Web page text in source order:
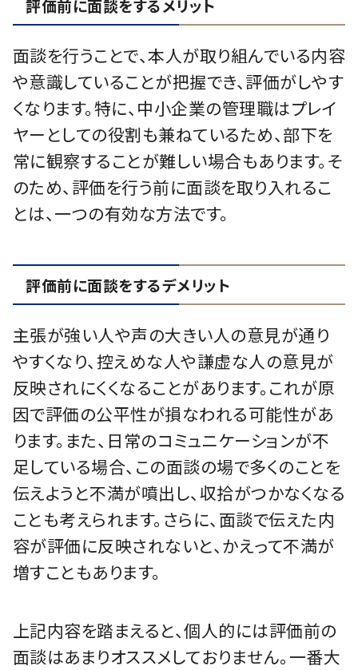
評価前に面談をするメリット
面談を行うことで、本人が取り組んでいる内容
や意識していることが把握でき、評価がしやす
くなります。特に、中小企業の管理職はプレイ
ヤーとしての役割も兼ねているため、部下を
常に観察することが難しい場合もあります。そ
のため、評価を行う前に面談を取り入れるこ
とは、一つの有効な方法です。
評価前に面談をするデメリット
主張が強い人や声の大きい人の意見が通り
やすくなり、控えめな人や謙虚な人の意見が
反映されにくくなることがあります。これが原
因で評価の公平性が損なわれる可能性があ
ります。また、日常のコミュニケーションが不
足している場合、この面談の場で多くのことを
伝えようと不満が噴出し、収拾がつかなくなる
ことも考えられます。さらに、面談で伝えた内
容が評価に反映されないと、かえって不満が
増すこともあります。
上記内容を踏まえると、個人的には評価前の
面談はあまりオススメしておりません。一番大